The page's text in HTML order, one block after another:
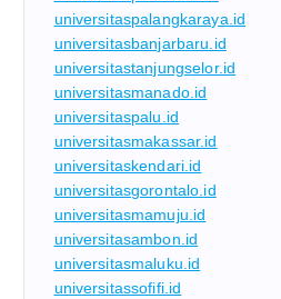
universitaspalangkaraya.id
universitasbanjarbaru.id
universitastanjungselor.id
universitasmanado.id
universitaspalu.id
universitasmakassar.id
universitaskendari.id
universitasgorontalo.id
universitasmamuju.id
universitasambon.id
universitasmaluku.id
universitassofifi.id